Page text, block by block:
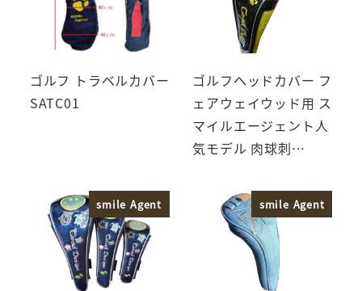
ゴルフ トラベルカバー
SATC01
ゴルフヘッドカバー フ
ェアウェイウッド用 ス
マイルエージェント人
気モデル 肉球刺…
smile Agent smile Agent